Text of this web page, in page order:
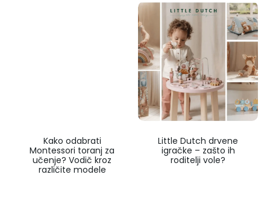
Kako odabrati
Montessori toranj za
učenje? Vodič kroz
različite modele
Little Dutch drvene
igračke – zašto ih
roditelji vole?